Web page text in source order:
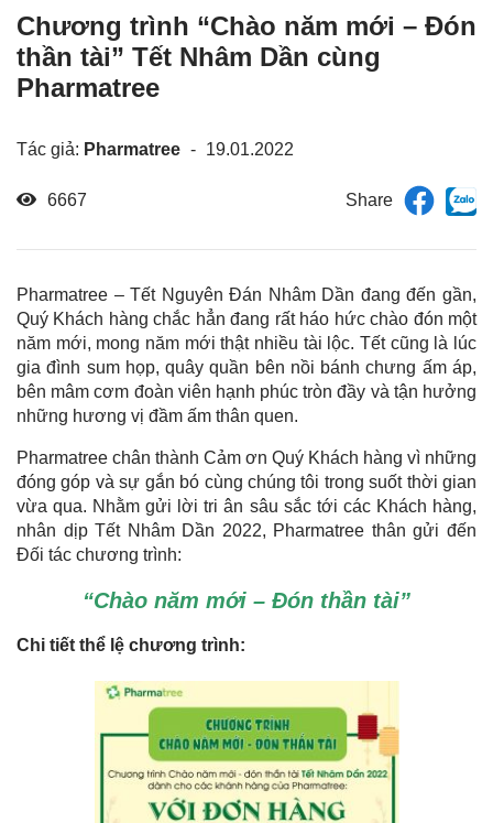
Chương trình “Chào năm mới – Đón
thần tài” Tết Nhâm Dần cùng
Pharmatree
Tác giả: Pharmatree - 19.01.2022
6667
Pharmatree – Tết Nguyên Đán Nhâm Dần đang đến gần,
Quý Khách hàng chắc hẳn đang rất háo hức chào đón một
năm mới, mong năm mới thật nhiều tài lộc. Tết cũng là lúc
gia đình sum họp, quây quần bên nồi bánh chưng ấm áp,
bên mâm cơm đoàn viên hạnh phúc tròn đầy và tận hưởng
những hương vị đầm ấm thân quen.
Pharmatree chân thành Cảm ơn Quý Khách hàng vì những
đóng góp và sự gắn bó cùng chúng tôi trong suốt thời gian
vừa qua. Nhằm gửi lời tri ân sâu sắc tới các Khách hàng,
nhân dịp Tết Nhâm Dần 2022, Pharmatree thân gửi đến
Đối tác chương trình:
“Chào năm mới – Đón thần tài”
Chi tiết thể lệ chương trình: